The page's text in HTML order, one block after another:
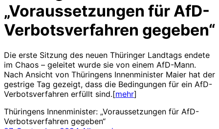
„Voraussetzungen für AfD-
Verbotsverfahren gegeben“
Die erste Sitzung des neuen Thüringer Landtags endete
im Chaos – geleitet wurde sie von einem AfD-Mann.
Nach Ansicht von Thüringens Innenminister Maier hat der
gestrige Tag gezeigt, dass die Bedingungen für ein AfD-
Verbotsverfahren erfüllt sind.[mehr]
Thüringens Innenminister: „Voraussetzungen für AfD-
Verbotsverfahren gegeben“